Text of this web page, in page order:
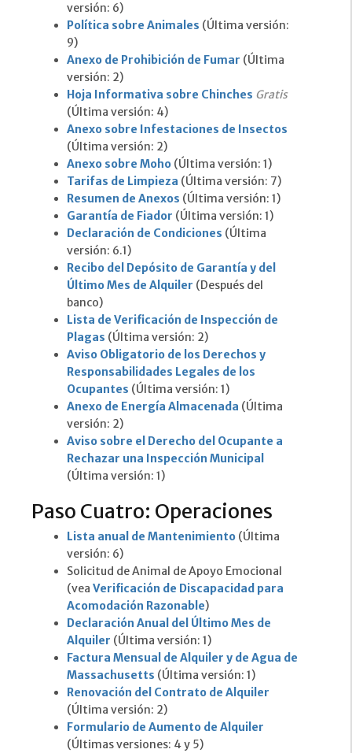
versión: 6)
Política sobre Animales (Última versión:
9)
Anexo de Prohibición de Fumar (Última
versión: 2)
Hoja Informativa sobre Chinches Gratis
(Última versión: 4)
Anexo sobre Infestaciones de Insectos
(Última versión: 2)
Anexo sobre Moho (Última versión: 1)
Tarifas de Limpieza (Última versión: 7)
Resumen de Anexos (Última versión: 1)
Garantía de Fiador (Última versión: 1)
Declaración de Condiciones (Última
versión: 6.1)
Recibo del Depósito de Garantía y del
Último Mes de Alquiler (Después del
banco)
Lista de Verificación de Inspección de
Plagas (Última versión: 2)
Aviso Obligatorio de los Derechos y
Responsabilidades Legales de los
Ocupantes (Última versión: 1)
Anexo de Energía Almacenada (Última
versión: 2)
Aviso sobre el Derecho del Ocupante a
Rechazar una Inspección Municipal
(Última versión: 1)
Paso Cuatro: Operaciones
Lista anual de Mantenimiento (Última
versión: 6)
Solicitud de Animal de Apoyo Emocional
(vea Verificación de Discapacidad para
Acomodación Razonable)
Declaración Anual del Último Mes de
Alquiler (Última versión: 1)
Factura Mensual de Alquiler y de Agua de
Massachusetts (Última versión: 1)
Renovación del Contrato de Alquiler
(Última versión: 2)
Formulario de Aumento de Alquiler
(Últimas versiones: 4 y 5)